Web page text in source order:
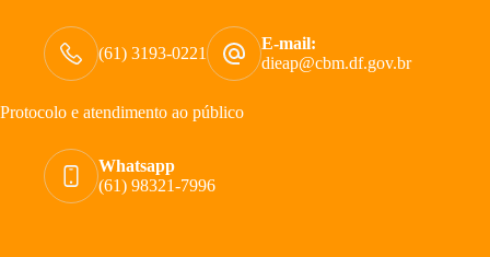
(61) 3193-0221
E-mail:
dieap@cbm.df.gov.br
Protocolo e atendimento ao público
Whatsapp
(61) 98321-7996